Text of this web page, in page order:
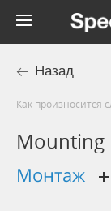
Назад
Как произносится
Mounting
монтаж